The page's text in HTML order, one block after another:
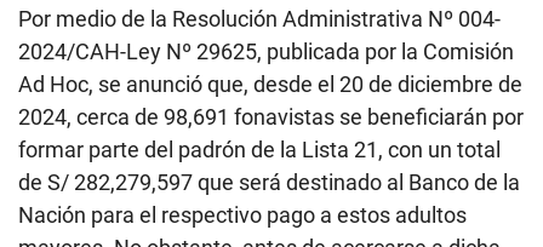
Por medio de la Resolución Administrativa Nº 004-
2024/CAH-Ley Nº 29625, publicada por la Comisión
Ad Hoc, se anunció que, desde el 20 de diciembre de
2024, cerca de 98,691 fonavistas se beneficiarán por
formar parte del padrón de la Lista 21, con un total
de S/ 282,279,597 que será destinado al Banco de la
Nación para el respectivo pago a estos adultos